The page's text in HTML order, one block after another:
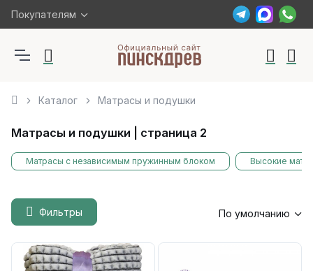
Покупателям
Каталог Матрасы и подушки
Матрасы и подушки | страница 2
Матрасы с независимым пружинным блоком Высокие
Фильтры По умолчанию